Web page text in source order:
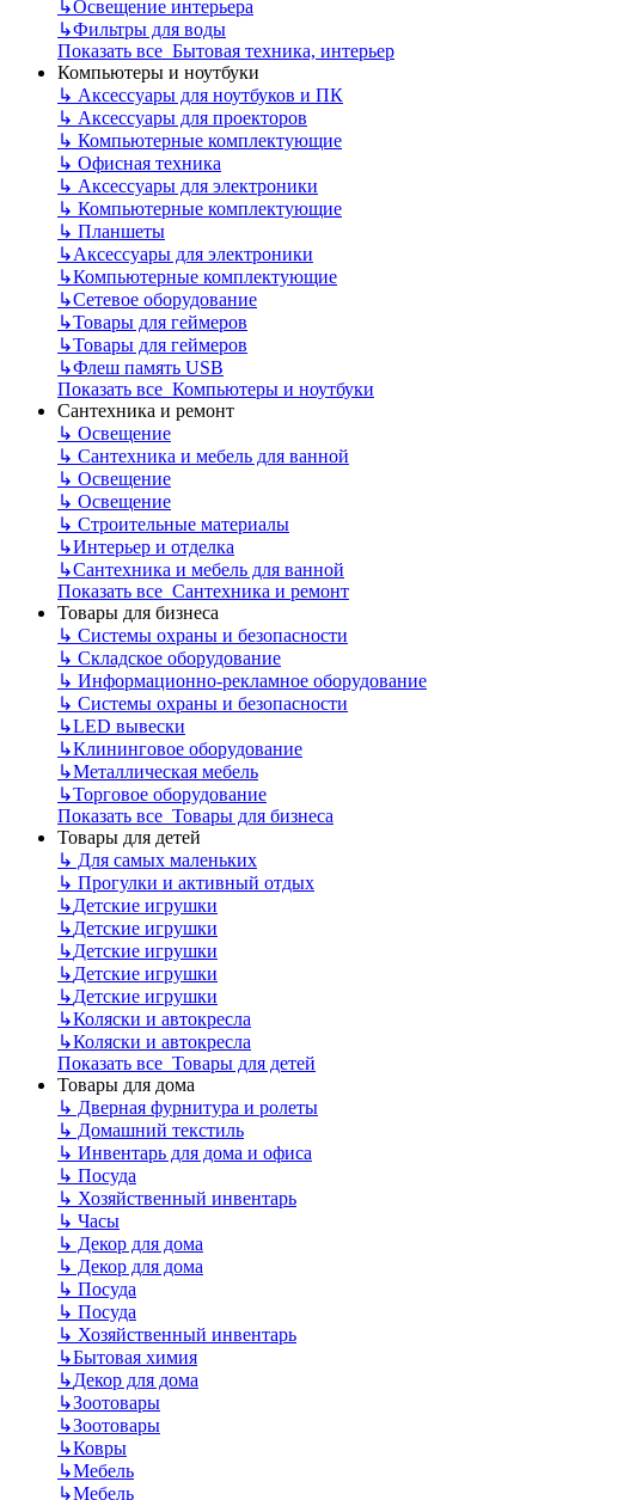
↳Освещение интерьера
↳Фильтры для воды
Показать все Бытовая техника, интерьер
Компьютеры и ноутбуки
↳ Аксессуары для ноутбуков и ПК
↳ Аксессуары для проекторов
↳ Компьютерные комплектующие
↳ Офисная техника
↳ Аксессуары для электроники
↳ Компьютерные комплектующие
↳ Планшеты
↳Аксессуары для электроники
↳Компьютерные комплектующие
↳Сетевое оборудование
↳Товары для геймеров
↳Товары для геймеров
↳Флеш память USB
Показать все Компьютеры и ноутбуки
Сантехника и ремонт
↳ Освещение
↳ Сантехника и мебель для ванной
↳ Освещение
↳ Освещение
↳ Строительные материалы
↳Интерьер и отделка
↳Сантехника и мебель для ванной
Показать все Сантехника и ремонт
Товары для бизнеса
↳ Системы охраны и безопасности
↳ Складское оборудование
↳ Информационно-рекламное оборудование
↳ Системы охраны и безопасности
↳LED вывески
↳Клининговое оборудование
↳Металлическая мебель
↳Торговое оборудование
Показать все Товары для бизнеса
Товары для детей
↳ Для самых маленьких
↳ Прогулки и активный отдых
↳Детские игрушки
↳Детские игрушки
↳Детские игрушки
↳Детские игрушки
↳Детские игрушки
↳Коляски и автокресла
↳Коляски и автокресла
Показать все Товары для детей
Товары для дома
↳ Дверная фурнитура и ролеты
↳ Домашний текстиль
↳ Инвентарь для дома и офиса
↳ Посуда
↳ Хозяйственный инвентарь
↳ Часы
↳ Декор для дома
↳ Декор для дома
↳ Посуда
↳ Посуда
↳ Хозяйственный инвентарь
↳Бытовая химия
↳Декор для дома
↳Зоотовары
↳Зоотовары
↳Ковры
↳Мебель
↳Мебель